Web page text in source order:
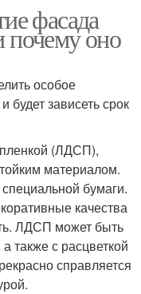
фасада
почему оно
особое
будет зависеть срок
(ЛДСП),
материалом.
бумаги.
качества
ЛДСП может быть
также с расцветкой
справляется